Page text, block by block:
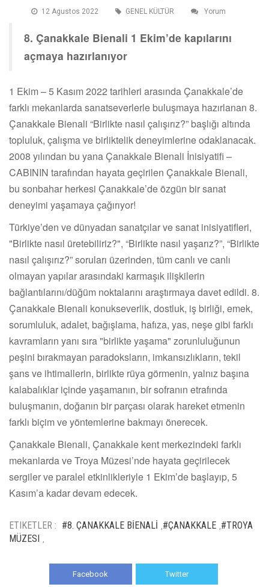
12 Agustos 2022 GENEL KÜLTÜR Yorum
8. Çanakkale Bienali 1 Ekim’de kapılarını
açmaya hazırlanıyor
1 Ekim – 5 Kasım 2022 tarihleri arasında Çanakkale’de
farklı mekanlarda sanatseverlerle buluşmaya hazırlanan 8.
Çanakkale Bienali “Birlikte nasıl çalışırız?” başlığı altında
topluluk, çalışma ve birliktelik deneyimlerine odaklanacak.
2008 yılından bu yana Çanakkale Bienali İnisiyatifi –
CABININ tarafından hayata geçirilen Çanakkale Bienali,
bu sonbahar herkesi Çanakkale’de özgün bir sanat
deneyimi yaşamaya çağırıyor!
Türkiye’den ve dünyadan sanatçılar ve sanat inisiyatifleri,
"Birlikte nasıl üretebiliriz?", “Birlikte nasıl yaşarız?”, “Birlikte
nasıl çalışırız?” soruları üzerinden, tüm canlı ve canlı
olmayan yapılar arasındaki karmaşık ilişkilerin
bağlantılarını/düğüm noktalarını araştırmaya davet edildi. 8.
Çanakkale Bienali konukseverlik, dostluk, iş birliği, emek,
sorumluluk, adalet, bağışlama, hafıza, yas, neşe gibi farklı
kavramların yanı sıra "birlikte yaşama" zorunluluğunun
peşini bırakmayan paradoksların, imkansızlıkların, tekil
şans ve ihtimallerin, birlikte rüya görmenin, yalnız başına
kalabalıklar içinde yaşamanın, bir sofranın etrafında
buluşmanın, doğanın bir parçası olarak hareket etmenin
farklı biçim ve yöntemlerine bakmayı önerecek.
Çanakkale Bienali, Çanakkale kent merkezindeki farklı
mekanlarda ve Troya Müzesi’nde hayata geçirilecek
sergiler ve paralel etkinlikleriyle 1 Ekim’de başlayıp, 5
Kasım’a kadar devam edecek.
ETIKETLER : #8. ÇANAKKALE BİENALİ #ÇANAKKALE #TROYA
MÜZESI
Facebook Twitter